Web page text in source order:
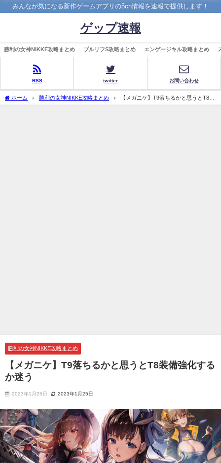
みんなが気になる新作ゲームアプリの5ch情報を速報で提供します！
ゲップ速報
勝利の女神NIKKE攻略まとめ ブルリフS攻略まとめ エンゲージキル攻略まとめ
RSS twitter お問い合わせ
ホーム 勝利の女神NIKKE攻略まとめ
【メガニケ】T9落ちるかと思うとT8装
備強化するか迷う
勝利の女神NIKKE攻略まとめ
【メガニケ】T9落ちるかと思うとT8装備強化する
か迷う
2023年1月25日 2023年1月25日